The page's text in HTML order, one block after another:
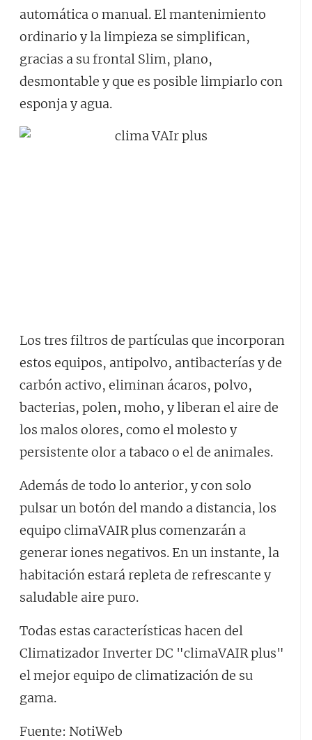
automática o manual. El mantenimiento
ordinario y la limpieza se simplifican,
gracias a su frontal Slim, plano,
desmontable y que es posible limpiarlo con
esponja y agua.
Los tres filtros de partículas que incorporan
estos equipos, antipolvo, antibacterías y de
carbón activo, eliminan ácaros, polvo,
bacterias, polen, moho, y liberan el aire de
los malos olores, como el molesto y
persistente olor a tabaco o el de animales.
Además de todo lo anterior, y con solo
pulsar un botón del mando a distancia, los
equipo climaVAIR plus comenzarán a
generar iones negativos. En un instante, la
habitación estará repleta de refrescante y
saludable aire puro.
Todas estas características hacen del
Climatizador Inverter DC "climaVAIR plus"
el mejor equipo de climatización de su
gama.
Fuente: NotiWeb